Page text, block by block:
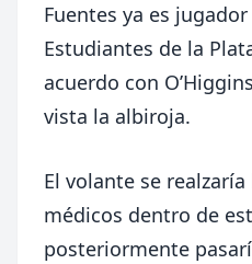
Fuentes ya es
Estudiantes de la
acuerdo con
vista la albiroja.
El volante se
médicos dentro de
posteriormente